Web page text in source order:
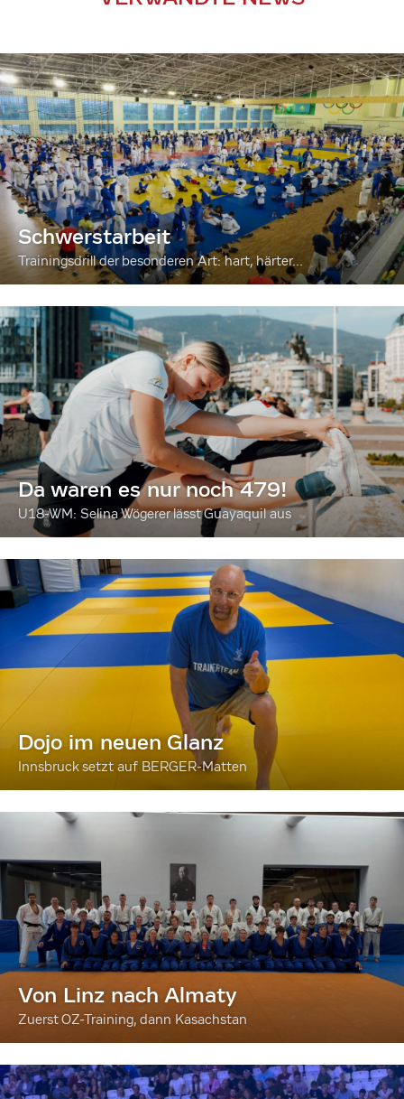
Schwerstarbeit
Trainingsdrill der besonderen Art: hart, härter...
Da waren es nur noch 479!
U18-WM: Selina Wögerer lässt Guayaquil aus
Dojo im neuen Glanz
Innsbruck setzt auf BERGER-Matten
Von Linz nach Almaty
Zuerst OZ-Training, dann Kasachstan